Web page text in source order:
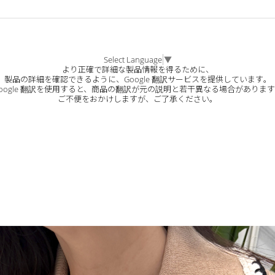
Select Language▼
より正確で詳細な製品情報を得るために、
製品の詳細を確認できるように、Google 翻訳サービスを提供しています。
翻訳を使用すると、商品の翻訳が元の説明と若干異なる場合がありま
ご不便をおかけしますが、ご了承ください。